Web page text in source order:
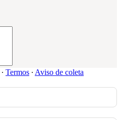
∙ Termos ∙ Aviso de coleta